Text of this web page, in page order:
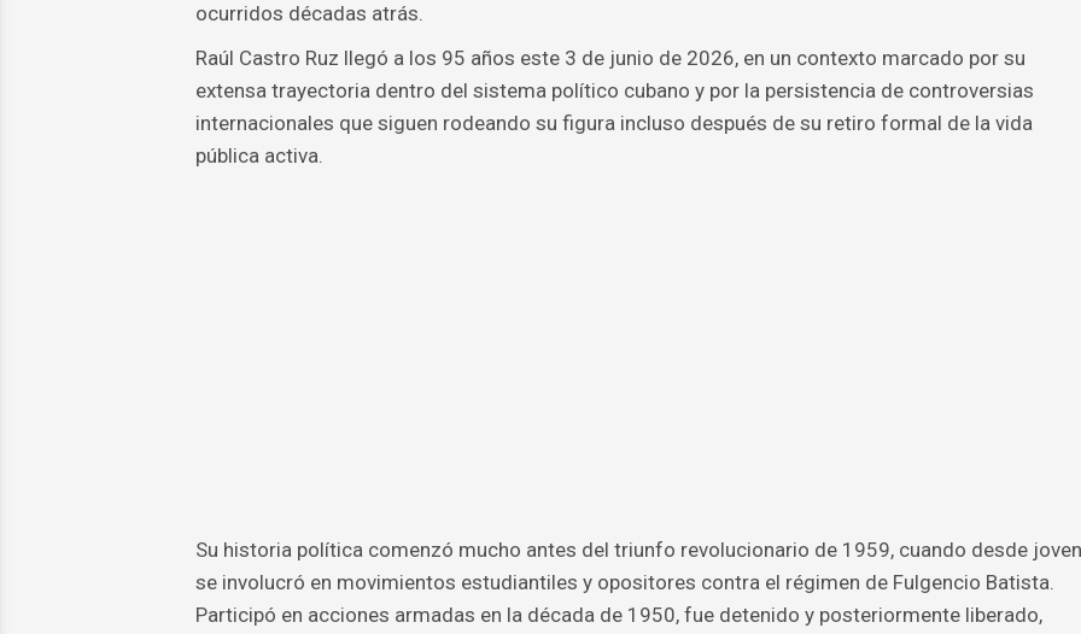
ocurridos décadas atrás.
Raúl Castro Ruz llegó a los 95 años este 3 de junio de 2026, en un contexto marcado por su
extensa trayectoria dentro del sistema político cubano y por la persistencia de controversias
internacionales que siguen rodeando su figura incluso después de su retiro formal de la vida
pública activa.
Su historia política comenzó mucho antes del triunfo revolucionario de 1959, cuando desde joven
se involucró en movimientos estudiantiles y opositores contra el régimen de Fulgencio Batista.
Participó en acciones armadas en la década de 1950, fue detenido y posteriormente liberado,